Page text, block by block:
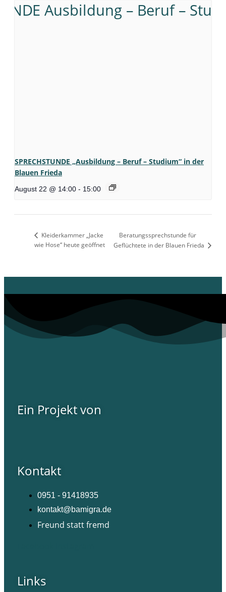
SPRECHSTUNDE „Ausbildung – Beruf – Studium“ in der
Blauen Frieda
August 22 @ 14:00 - 15:00
Kleiderkammer „Jacke
wie Hose“ heute geöffnet
Beratungssprechstunde für
Geflüchtete in der Blauen Frieda
Ein Projekt von
Kontakt
0951 - 91418935
kontakt@bamigra.de
Freund statt fremd
Links